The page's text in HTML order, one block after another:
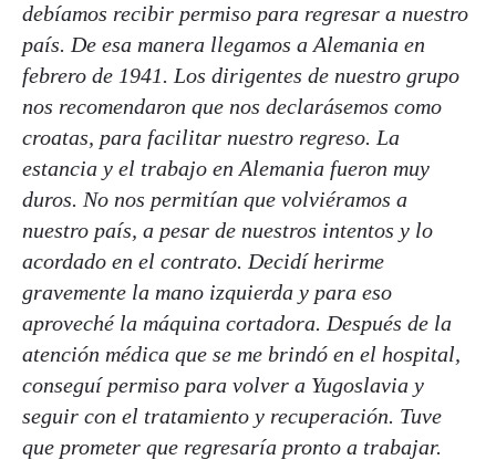
debíamos recibir permiso para regresar a nuestro
país. De esa manera llegamos a Alemania en
febrero de 1941. Los dirigentes de nuestro grupo
nos recomendaron que nos declarásemos como
croatas, para facilitar nuestro regreso. La
estancia y el trabajo en Alemania fueron muy
duros. No nos permitían que volviéramos a
nuestro país, a pesar de nuestros intentos y lo
acordado en el contrato. Decidí herirme
gravemente la mano izquierda y para eso
aproveché la máquina cortadora. Después de la
atención médica que se me brindó en el hospital,
conseguí permiso para volver a Yugoslavia y
seguir con el tratamiento y recuperación. Tuve
que prometer que regresaría pronto a trabajar.